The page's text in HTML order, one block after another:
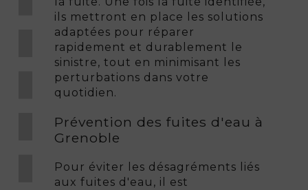
ils mettront en place les solutions
adaptées pour réparer
rapidement et durablement le
sinistre, tout en minimisant les
perturbations dans votre
quotidien.
Prévention des fuites d'eau à
Grenoble
Pour éviter les désagréments liés
aux fuites d'eau, il est